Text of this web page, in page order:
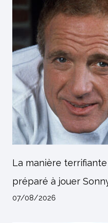
La manière
préparé à jouer
07/08/2026